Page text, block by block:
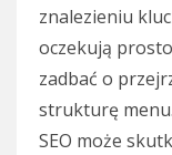
znalezieniu
oczekują
zadbać o
strukturę
SEO może